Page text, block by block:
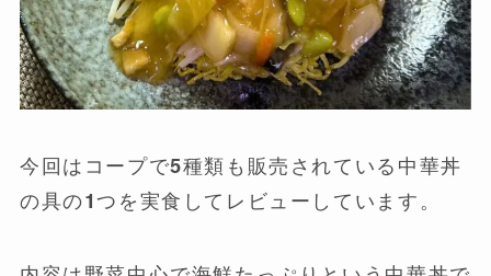
今回はコープで5種類も販売されている中華丼
の具の1つを実食してレビューしています。